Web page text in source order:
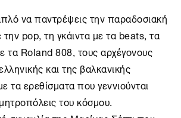
να παντρέψεις την παραδοσιακή
την pop, τη γκάιντα με τα beats, τα
τα Roland 808, τους αρχέγονους
και της βαλκανικής
τα ερεθίσματα που γεννιούνται
του κόσμου.